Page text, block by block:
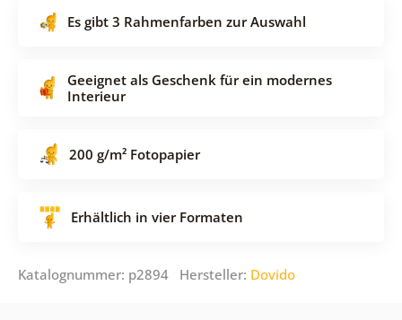
Es gibt 3 Rahmenfarben zur Auswahl
Geeignet als Geschenk für ein modernes
Interieur
200 g/m² Fotopapier
Erhältlich in vier Formaten
Katalognummer: p2894 Hersteller: Dovido